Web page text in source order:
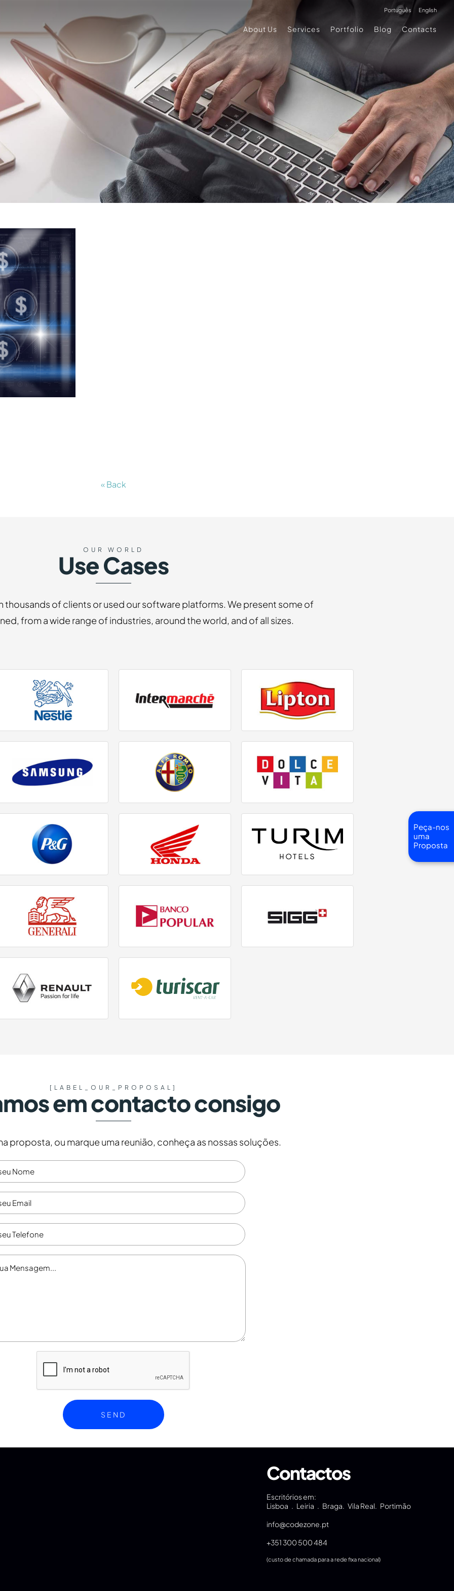
About Us Services Portfolio Blog Contacts
Português English
« Back
OUR WORLD
Use Cases
thousands of clients or used our software platforms. We present some of
from a wide range of industries, around the world, and of all sizes.
[LABEL_OUR_PROPOSAL]
em contacto consigo
proposta, ou marque uma reunião, conheça as nossas soluções.
Contactos
Escritórios em:
Lisboa . Leiria . Braga. Vila Real. Portimão
info@codezone.pt
+351 300 500 484
(custo de chamada para a rede fixa nacional)
Peça-nos
uma
Proposta